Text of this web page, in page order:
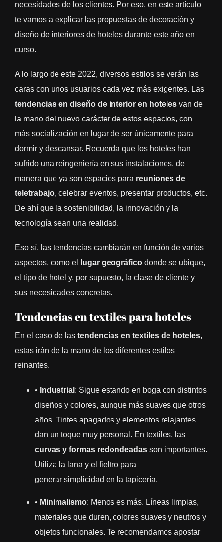
necesidades de los clientes. Por eso, en este artículo
te vamos a explicar las propuestas de decoración y
diseño de interiores de hoteles durante este año en
curso.
A lo largo de este 2022, diversos estilos se verán las
caras con unos usuarios cada vez más exigentes. Las
tendencias en diseño de interior en hotelesvan de
la mano del nuevo carácter de estos espacios, con
más socialización en lugar de ser únicamente para
dormir y descansar. Recuerda que los hoteles han
sufrido una reingeniería en sus instalaciones, de
manera que ya son espacios para reuniones de
teletrabajo, celebrar eventos, presentar productos, etc.
De ahí que la sostenibilidad, la innovación y la
tecnología sean una realidad.
Eso sí, las tendencias cambiarán en función de varios
aspectos, como el
lugar geográficodonde se ubique,
el tipo de hotel y, por supuesto, la clase de cliente y
sus necesidades concretas.
Tendencias en textiles para hoteles
En el caso de las tendencias en textiles de hoteles,
estas irán de la mano de los diferentes estilos
reinantes.
• Industrial : Sigue estando en boga con distintos
diseños y colores, aunque más suaves que otros
años. Tintes apagados y elementos relajantes
dan un toque muy personal. En textiles, las
curvas y formas redondeadasson importantes.
Utiliza la lana y el fieltro para
generar simplicidad en la tapicería.
• Minimalismo: Menos es más. Líneas limpias,
materiales que duren, colores suaves y neutros y
objetos funcionales. Te recomendamos apostar